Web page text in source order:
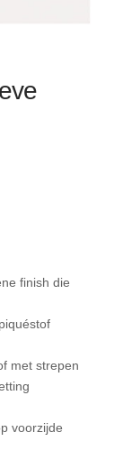
finish die
met strepen
voorzijde